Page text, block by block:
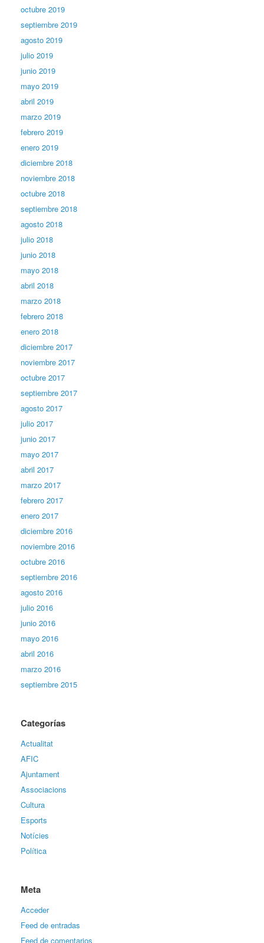
octubre 2019
septiembre 2019
agosto 2019
julio 2019
junio 2019
mayo 2019
abril 2019
marzo 2019
febrero 2019
enero 2019
diciembre 2018
noviembre 2018
octubre 2018
septiembre 2018
agosto 2018
julio 2018
junio 2018
mayo 2018
abril 2018
marzo 2018
febrero 2018
enero 2018
diciembre 2017
noviembre 2017
octubre 2017
septiembre 2017
agosto 2017
julio 2017
junio 2017
mayo 2017
abril 2017
marzo 2017
febrero 2017
enero 2017
diciembre 2016
noviembre 2016
octubre 2016
septiembre 2016
agosto 2016
julio 2016
junio 2016
mayo 2016
abril 2016
marzo 2016
septiembre 2015
Categorías
Actualitat
AFIC
Ajuntament
Associacions
Cultura
Esports
Notícies
Política
Meta
Acceder
Feed de entradas
Feed de comentarios